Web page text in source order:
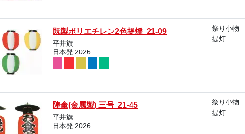
既製ポリエチレン2色提燈 21-09
平井旗
日本発 2026
祭り小物
提灯
陣傘(金属製) 三号 21-45
平井旗
日本発 2026
祭り小物
提灯